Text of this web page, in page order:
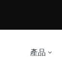
產品